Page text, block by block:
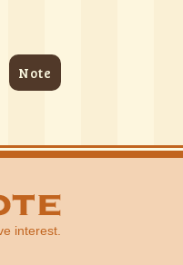
Note
interest.